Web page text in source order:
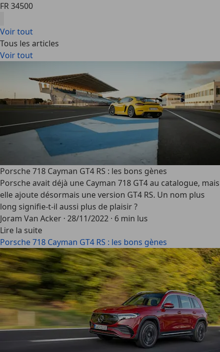
FR 34500
Voir tout
Tous les articles
Voir tout
Porsche 718 Cayman GT4 RS : les bons gènes
Porsche avait déjà une Cayman 718 GT4 au catalogue, mais
elle ajoute désormais une version GT4 RS. Un nom plus
long signifie-t-il aussi plus de plaisir ?
Joram Van Acker · 28/11/2022 · 6 min lus
Lire la suite
Porsche 718 Cayman GT4 RS : les bons gènes